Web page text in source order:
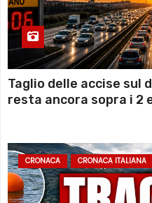
Taglio delle accise sul
resta ancora sopra i 2
CRONACA CRONACA ITALIANA